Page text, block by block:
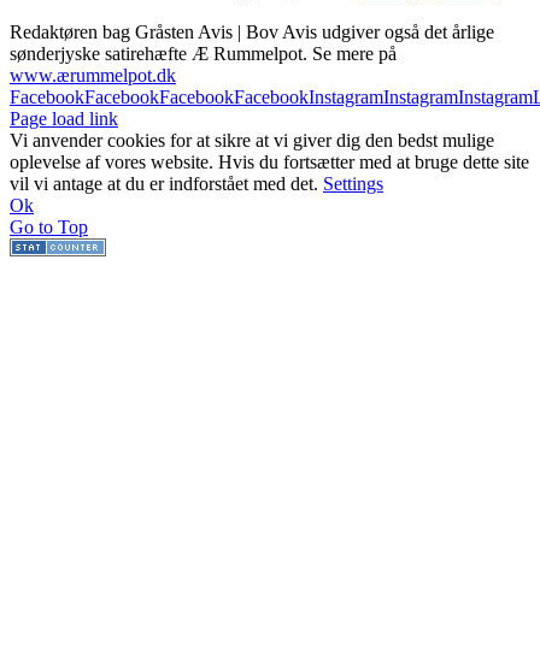
Redaktøren bag Gråsten Avis | Bov Avis udgiver også det årlige
sønderjyske satirehæfte Æ Rummelpot. Se mere på
www.ærummelpot.dk
FacebookFacebookFacebookFacebookInstagramInstagramInstagram
Page load link
Vi anvender cookies for at sikre at vi giver dig den bedst mulige
oplevelse af vores website. Hvis du fortsætter med at bruge dette site
vil vi antage at du er indforstået med det. Settings
Ok
Go to Top